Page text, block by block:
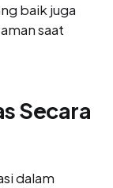
baik juga
saat
Secara
dalam